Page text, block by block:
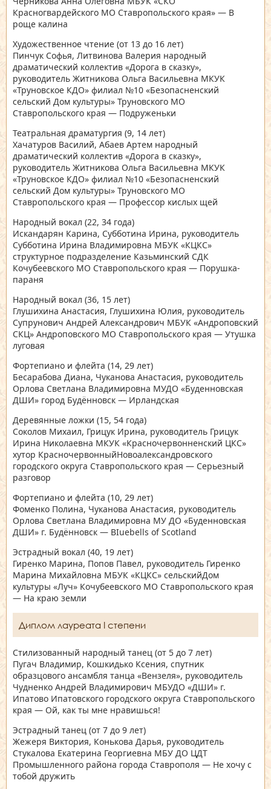
Красногвардейского МО Ставропольского края» — В
роще калина
Художественное чтение (от 13 до 16 лет)
Пинчук Софья, Литвинова Валерия народный
драматический коллектив «Дорога в сказку»,
руководитель Житникова Ольга Васильевна МКУК
«Труновское КДО» филиал №10 «Безопасненский
сельский Дом культуры» Труновского МО
Ставропольского края — Подруженьки
Театральная драматургия (9, 14 лет)
Хачатуров Василий, Абаев Артем народный
драматический коллектив «Дорога в сказку»,
руководитель Житникова Ольга Васильевна МКУК
«Труновское КДО» филиал №10 «Безопасненский
сельский Дом культуры» Труновского МО
Ставропольского края — Профессор кислых щей
Народный вокал (22, 34 года)
Искандарян Карина, Субботина Ирина, руководитель
Субботина Ирина Владимировна МБУК «КЦКС»
структурное подразделение Казьминский СДК
Кочубеевского МО Ставропольского края — Порушка-
параня
Народный вокал (36, 15 лет)
Глушихина Анастасия, Глушихина Юлия, руководитель
Супрунович Андрей Александрович МБУК «Андроповский
СКЦ» Андроповского МО Ставропольского края — Утушка
луговая
Фортепиано и флейта (14, 29 лет)
Бесарабова Диана, Чуканова Анастасия, руководитель
Орлова Светлана Владимировна МУДО «Буденновская
ДШИ» город Будённовск — Ирландская
Деревянные ложки (15, 54 года)
Соколов Михаил, Грицук Ирина, руководитель Грицук
Ирина Николаевна МКУК «Красночервонненский ЦКС»
хутор КрасночервонныйНовоалександровского
городского округа Ставропольского края — Серьезный
разговор
Фортепиано и флейта (10, 29 лет)
Фоменко Полина, Чуканова Анастасия, руководитель
Орлова Светлана Владимировна МУ ДО «Буденновская
ДШИ» г. Будённовск — BIuebells of Scotland
Эстрадный вокал (40, 19 лет)
Гиренко Марина, Попов Павел, руководитель Гиренко
Марина Михайловна МБУК «КЦКС» сельскийДом
культуры «Луч» Кочубеевского МО Ставропольского края
— На краю земли
Диплом лауреата I степени
Стилизованный народный танец (от 5 до 7 лет)
Пугач Владимир, Кошкидько Ксения, спутник
образцового ансамбля танца «Вензеля», руководитель
Чудненко Андрей Владимирович МБУДО «ДШИ» г.
Ипатово Ипатовского городского округа Ставропольского
края — Ой, как ты мне нравишься!
Эстрадный танец (от 7 до 9 лет)
Жежеря Виктория, Конькова Дарья, руководитель
Стукалова Екатерина Георгиевна МБУ ДО ЦДТ
Промышленного района города Ставрополя — Не хочу с
тобой дружить